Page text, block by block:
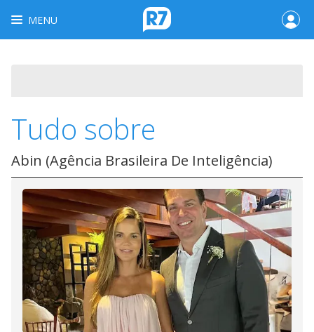
MENU
Tudo sobre
Abin (Agência Brasileira De Inteligência)